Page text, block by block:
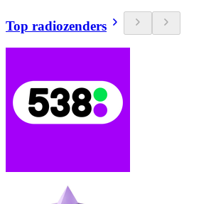
Top radiozenders